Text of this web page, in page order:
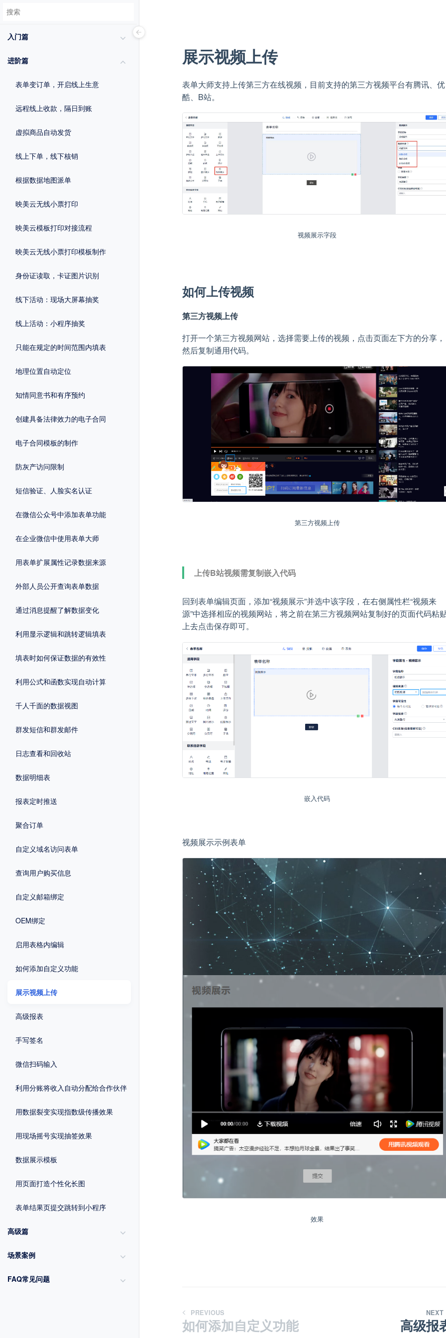
入门篇
进阶篇
表单变订单，开启线上生意
远程线上收款，隔日到账
虚拟商品自动发货
线上下单，线下核销
根据数据地图派单
映美云无线小票打印
映美云模板打印对接流程
映美云无线小票打印模板制作
身份证读取，卡证图片识别
线下活动：现场大屏幕抽奖
线上活动：小程序抽奖
只能在规定的时间范围内填表
地理位置自动定位
知情同意书和有序预约
创建具备法律效力的电子合同
电子合同模板的制作
防灰产访问限制
短信验证、人脸实名认证
在微信公众号中添加表单功能
在企业微信中使用表单大师
用表单扩展属性记录数据来源
外部人员公开查询表单数据
通过消息提醒了解数据变化
利用显示逻辑和跳转逻辑填表
填表时如何保证数据的有效性
利用公式和函数实现自动计算
千人千面的数据视图
群发短信和群发邮件
日志查看和回收站
数据明细表
报表定时推送
聚合订单
自定义域名访问表单
查询用户购买信息
自定义邮箱绑定
OEM绑定
启用表格内编辑
如何添加自定义功能
展示视频上传
高级报表
手写签名
微信扫码输入
利用分账将收入自动分配给合作伙伴
用数据裂变实现指数级传播效果
用现场摇号实现抽签效果
数据展示模板
用页面打造个性化长图
表单结果页提交跳转到小程序
高级篇
场景案例
FAQ常见问题
展示视频上传
表单大师支持上传第三方在线视频，目前支持的第三方视频平台有腾讯、优
酷、B站。
视频展示字段
如何上传视频
第三方视频上传
打开一个第三方视频网站，选择需要上传的视频，点击页面左下方的分享，
然后复制通用代码。
第三方视频上传
上传B站视频需复制嵌入代码
回到表单编辑页面，添加“视频展示”并选中该字段，在右侧属性栏“视频来
源”中选择相应的视频网站，将之前在第三方视频网站复制好的页面代码粘
上去点击保存即可。
嵌入代码
视频展示示例表单
效果
PREVIOUS
如何添加自定义功能
NEXT
高级报